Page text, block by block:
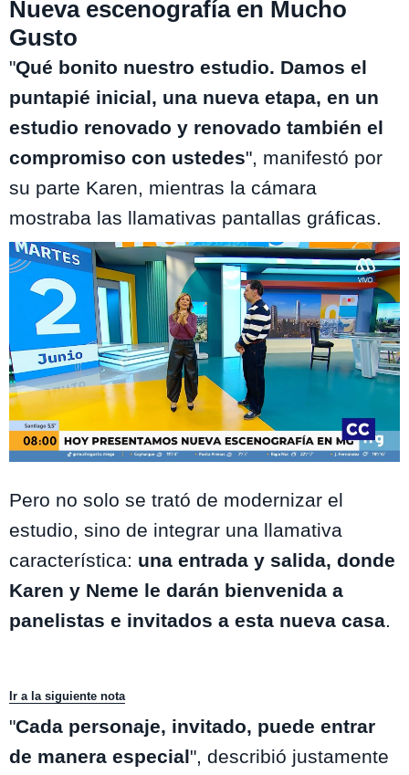
Nueva escenografía en Mucho
Gusto
"Qué bonito nuestro estudio. Damos el
puntapié inicial, una nueva etapa, en un
estudio renovado y renovado también el
compromiso con ustedes", manifestó por
su parte Karen, mientras la cámara
mostraba las llamativas pantallas gráficas.
Pero no solo se trató de modernizar el
estudio, sino de integrar una llamativa
característica: una entrada y salida, donde
Karen y Neme le darán bienvenida a
panelistas e invitados a esta nueva casa.
Ir a la siguiente nota
"Cada personaje, invitado, puede entrar
de manera especial", describió justamente